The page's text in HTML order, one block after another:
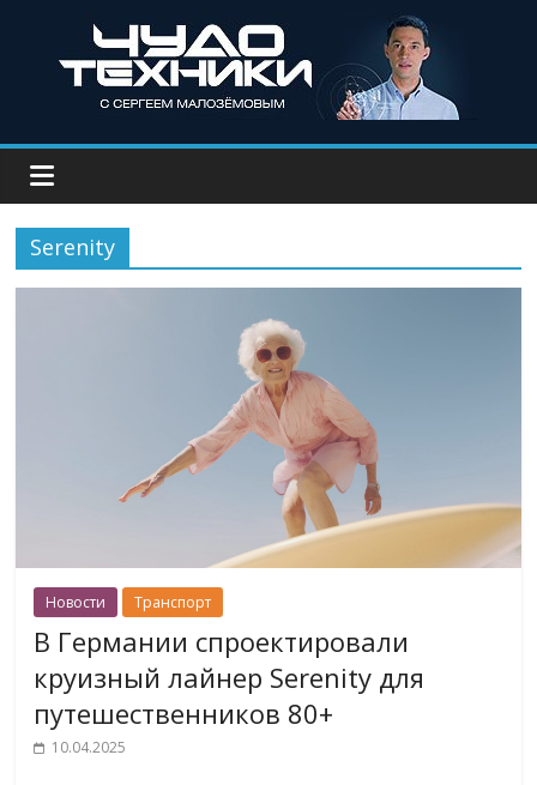
Serenity
Новости Транспорт
В Германии спроектировали
круизный лайнер Serenity для
путешественников 80+
10.04.2025